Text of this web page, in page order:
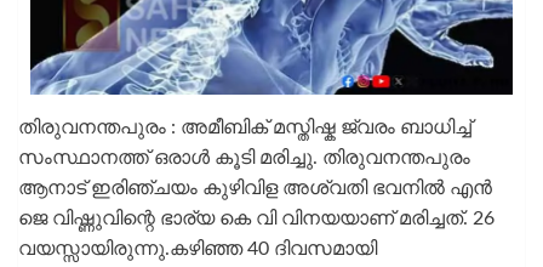
തിരുവനന്തപുരം : അമീബിക് മസ്തിഷ്ക ജ്വരം ബാധിച്ച്
സംസ്ഥാനത്ത് ഒരാൾ കൂടി മരിച്ചു. തിരുവനന്തപുരം
ആനാട് ഇരിഞ്ചയം കുഴിവിള അശ്വതി ഭവനിൽ എൻ
ജെ വിഷ്ണുവിന്റെ ഭാര്യ കെ വി വിനയയാണ് മരിച്ചത്. 26
വയസ്സായിരുന്നു.കഴിഞ്ഞ 40 ദിവസമായി